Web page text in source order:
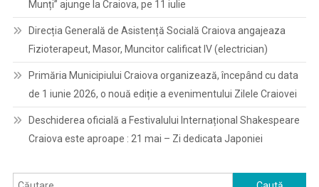
Munți” ajunge la Craiova, pe 11 iulie
Direcția Generală de Asistență Socială Craiova angajeaza
Fizioterapeut, Masor, Muncitor calificat IV (electrician)
Primăria Municipiului Craiova organizează, începând cu data
de 1 iunie 2026, o nouă ediție a evenimentului Zilele Craiovei
Deschiderea oficială a Festivalului Internațional Shakespeare
Craiova este aproape : 21 mai – Zi dedicata Japoniei
Caută